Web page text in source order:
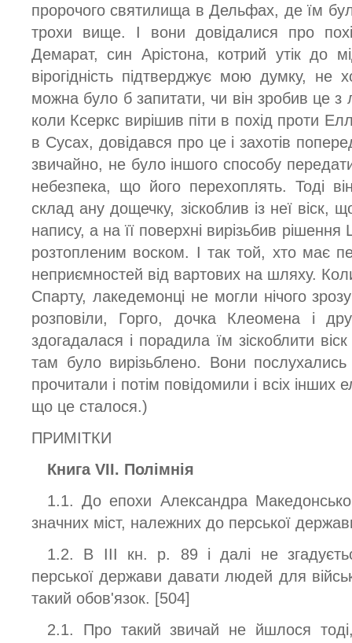
пророчого святилища в Дельфах, де їм
трохи вище. І вони довідалися про
Демарат, син Арістона, котрий утік до
вірогідність підтверджує мою думку, не
можна було б запитати, чи він зробив це з
коли Ксеркс вирішив піти в похід проти
в Сусах, довідався про це і захотів
звичайно, не було іншого способу
небезпека, що його перехоплять. Тоді
склад ану дощечку, зіскоблив із неї
напису, а на її поверхні вирізьбив
розтопленим воском. І так той, хто має
неприємностей від вартових на шляху.
Спарту, лакедемонці не могли нічого
розповіли, Горго, дочка Клеомена і
здогадалася і порадила їм зіскоблити
там було вирізьблено. Вони
прочитали і потім повідомили і всіх інших
що це сталося.)
ПРИМІТКИ
Книга VII. Полімнія
1.1. До епохи Александра
значних міст, належних до перської
1.2. В III кн. р. 89 і далі не
перської держави давати людей для
такий обов'язок. [504]
2.1. Про такий звичай не йшлося